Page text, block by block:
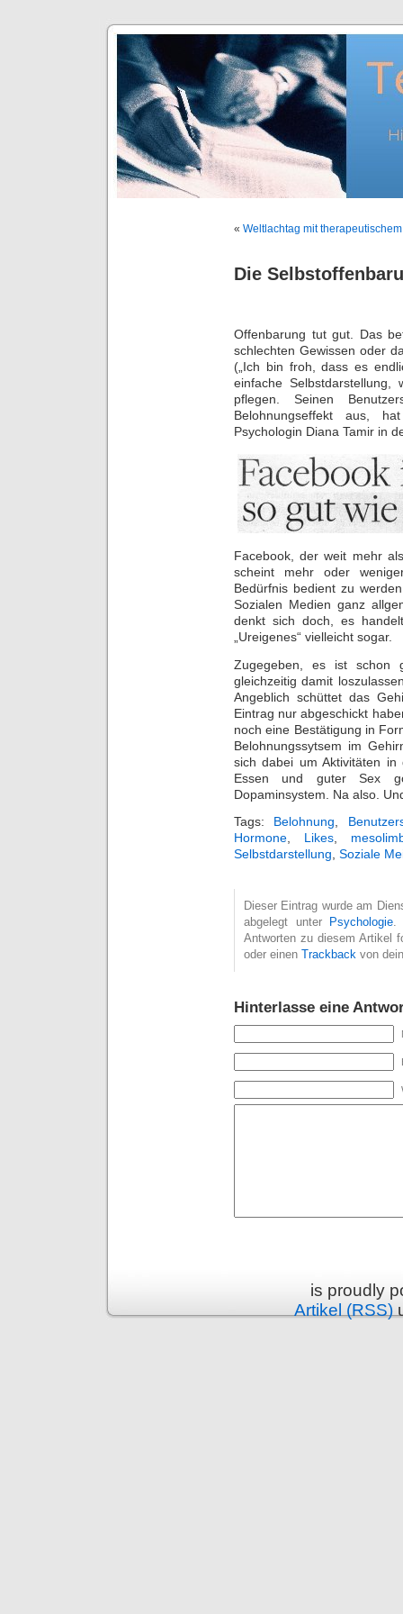
« Weltlachtag mit
Die
Offenbarung tut gut. Das
schlechten Gewissen oder
(„Ich bin froh, dass es
einfache
pflegen. Seinen
Belohnungseffekt aus,
Psychologin Diana Tamir in
Facebook, der weit mehr
scheint mehr oder
Bedürfnis bedient zu
Sozialen Medien ganz
denkt sich doch, es
„Ureigenes“ vielleicht sogar.
Zugegeben, es ist schon
gleichzeitig damit
Angeblich schüttet das
Eintrag nur abgeschickt
noch eine Bestätigung in
Belohnungssytsem im
sich dabei um Aktivitäten
Essen und guter Sex
Dopaminsystem. Na also.
Tags: Belohnung,
Hormone, Likes,
Selbstdarstellung, Soziale
Dieser Eintrag wurde am
abgelegt unter
Psychologie.
Antworten zu diesem Artikel
oder einen Trackback von
Hinterlasse eine
is proudly
Artikel (RSS)